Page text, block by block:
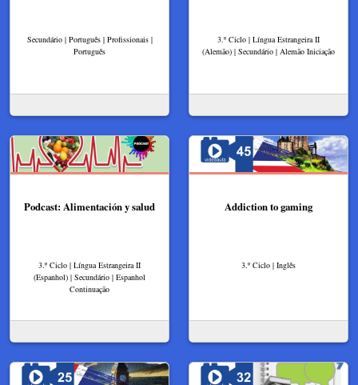
Secundário | Português | Profissionais |
Português
3.º Ciclo | Língua Estrangeira II
(Alemão) | Secundário | Alemão Iniciação
Podcast: Alimentación y salud
3.º Ciclo | Língua Estrangeira II
(Espanhol) | Secundário | Espanhol
Continuação
Addiction to gaming
3.º Ciclo | Inglês